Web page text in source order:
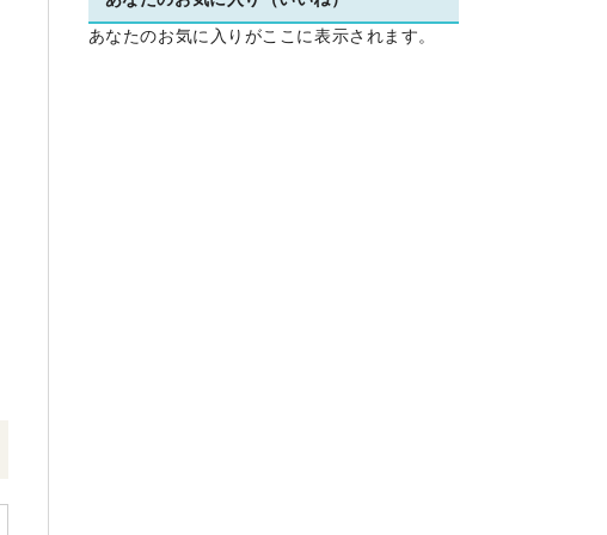
あなたのお気に入りがここに表示されます。